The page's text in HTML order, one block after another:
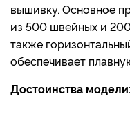
вышивку. Основное
из 500 швейных и
также
обеспечивает
Достоинства модели: